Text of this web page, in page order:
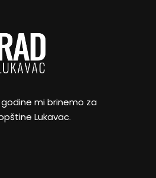
godine mi brinemo za
Lukavac.